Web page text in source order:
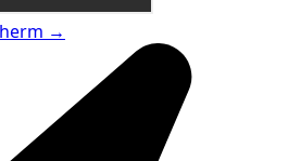
→